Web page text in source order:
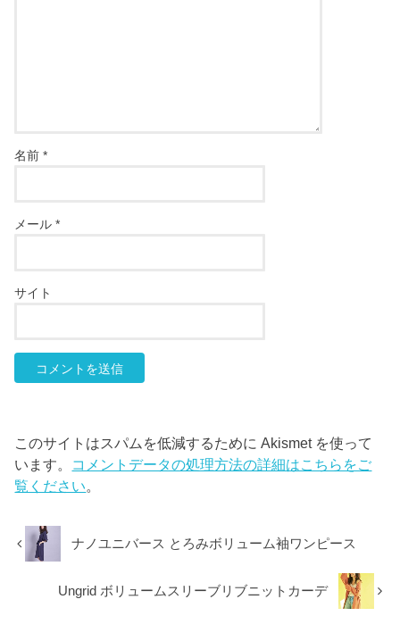
名前*
メール*
サイト
このサイトはスパムを低減するために Akismet を使って
います。 コメントデータの処理方法の詳細はこちらをご
覧ください。
ナノユニバース とろみボリューム袖ワンピース
Ungrid ボリュームスリーブリブニットカーデ